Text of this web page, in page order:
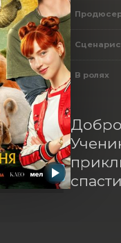
В ролях